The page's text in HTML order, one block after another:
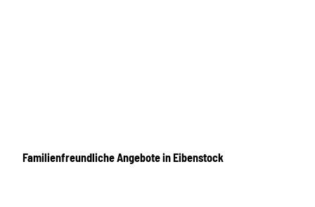
Familienfreundliche Angebote in Eibenstock